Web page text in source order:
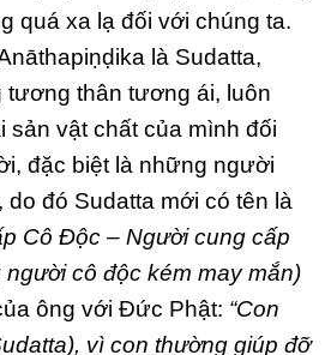
quá xa lạ đối với chúng ta.
là Sudatta,
tương thân tương ái, luôn
sản vật chất của mình đối
đặc biệt là những người
do đó Sudatta mới có tên là
Cô Độc – Người cung cấp
cô độc kém may mắn)
ông với Đức Phật: “Con
vì con thường giúp đỡ